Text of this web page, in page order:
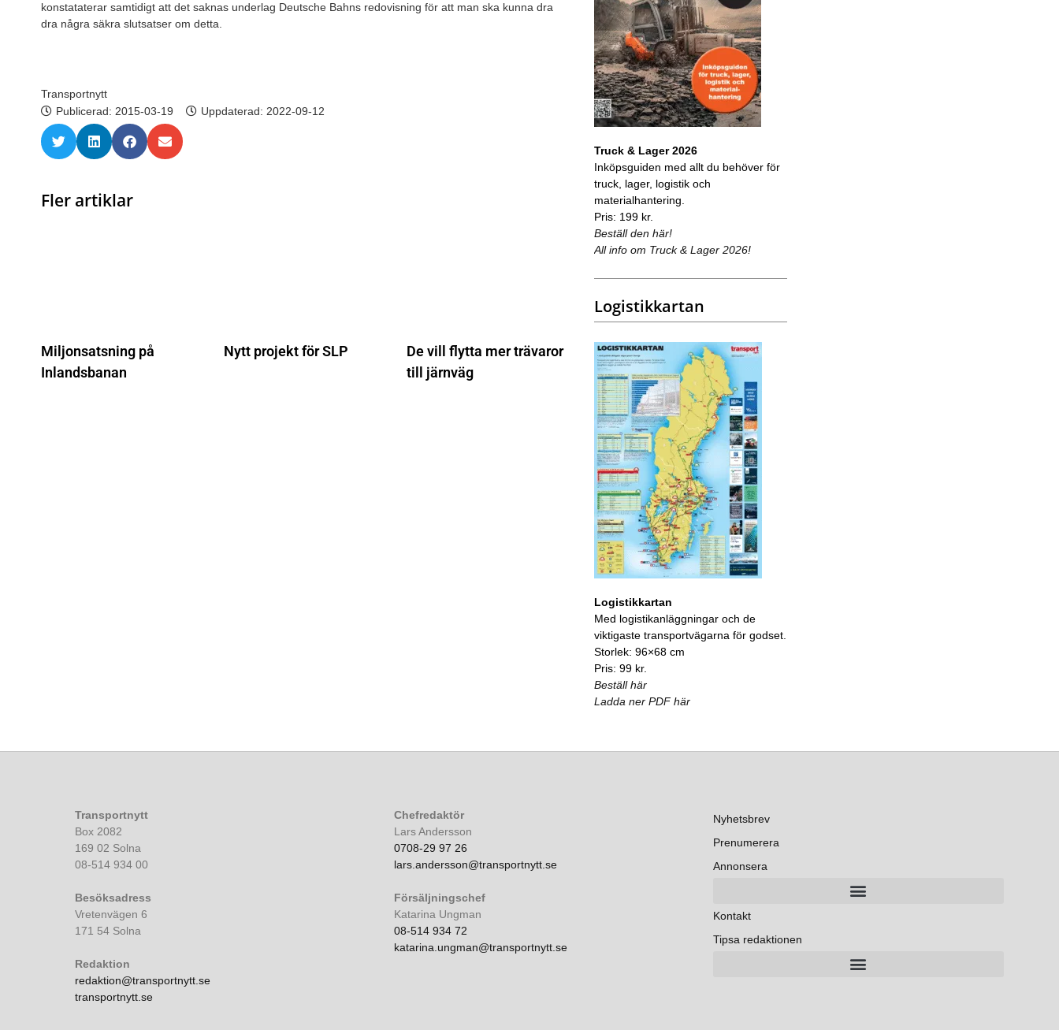
konstataterar samtidigt att det saknas underlag Deutsche Bahns redovisning för att man ska kunna dra
dra några säkra slutsatser om detta.
Transportnytt
Publicerad: 2015-03-19 Uppdaterad: 2022-09-12
Fler artiklar
Miljonsatsning på
Inlandsbanan
Nytt projekt för SLP
De vill flytta mer trävaror
till järnväg
Truck & Lager 2026
Inköpsguiden med allt du behöver för
truck, lager, logistik och
materialhantering.
Pris: 199 kr.
Beställ den här!
All info om Truck & Lager 2026!
Logistikkartan
Logistikkartan
Med logistikanläggningar och de
viktigaste transportvägarna för godset.
Storlek: 96×68 cm
Pris: 99 kr.
Beställ här
Ladda ner PDF här
Transportnytt
Box 2082
169 02 Solna
08-514 934 00
Besöksadress
Vretenvägen 6
171 54 Solna
Redaktion
redaktion@transportnytt.se
transportnytt.se
Chefredaktör
Lars Andersson
0708-29 97 26
lars.andersson@transportnytt.se
Försäljningschef
Katarina Ungman
08-514 934 72
katarina.ungman@transportnytt.se
Nyhetsbrev
Prenumerera
Annonsera
Kontakt
Tipsa redaktionen